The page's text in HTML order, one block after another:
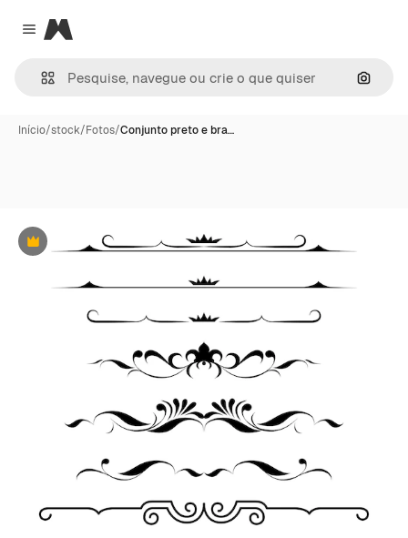
Close menu
Magnific
Início/stock/Fotos/Conjunto preto e bra…
Premium